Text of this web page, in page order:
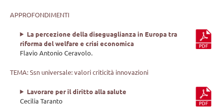
APPROFONDIMENTI
La percezione della diseguaglianza in Europa tra
riforma del welfare e crisi economica
Flavio Antonio Ceravolo.
TEMA: Ssn universale: valori criticità innovazioni
Lavorare per il diritto alla salute
Cecilia Taranto